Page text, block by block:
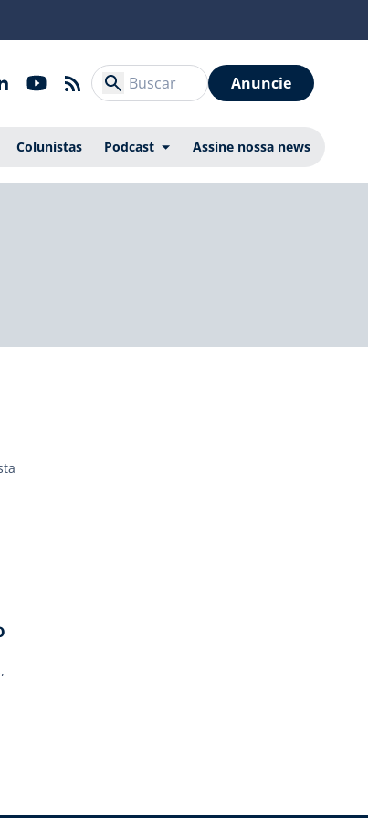
Anuncie
Colunistas Podcast Assine nossa news